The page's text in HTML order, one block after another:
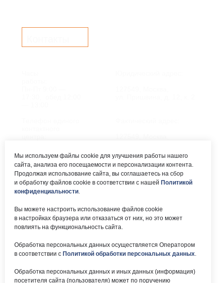
okc-
svao@svao.mos.ru
Почта:
Об учреждении:
О ГБУ «ОКЦ СВАО»
Электронный каталог:
Результаты НОК
Электронные ресурсы:
Национальная
Каталог Библиотек
электронная детская
библиотека
Мы используем файлы cookie для улучшения работы нашего
сайта, анализа его посещаемости и персонализации контента.
Продолжая использование сайта, вы соглашаетесь на сбор
и обработку файлов cookie в соответствии с нашей Политикой
конфиденциальности.
Вы можете настроить использование файлов cookie
в настройках браузера или отказаться от них, но это может
повлиять на функциональность сайта.
Обработка персональных данных осуществляется Оператором
в соответствии с Политикой обработки персональных данных.
Обработка персональных данных и иных данных (информация)
посетителя сайта (пользователя) может по поручению